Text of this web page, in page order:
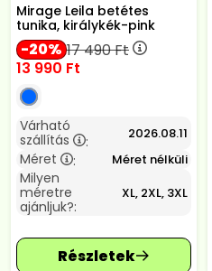
Mirage Leila betétes
tunika, királykék-pink
20 17 490Ft
13 990 Ft
Várható
szállítás
: 2026.08.11
Méret : Méret nélküli
Milyen
méretre
ajánljuk?:
XL, 2XL, 3XL